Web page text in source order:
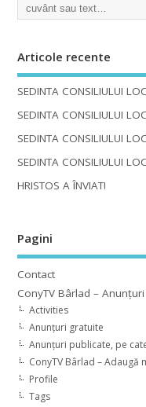
Articole recente
SEDINTA CONSILIULUI
SEDINTA CONSILIULUI
SEDINTA CONSILIULUI
SEDINTA CONSILIULUI
HRISTOS A ÎNVIAT!
Pagini
Contact
ConyTV Bârlad –
Activities
Anunțuri gratuite
Anunțuri publicate, pe
ConyTV Bârlad – Adaugă
Profile
Tags